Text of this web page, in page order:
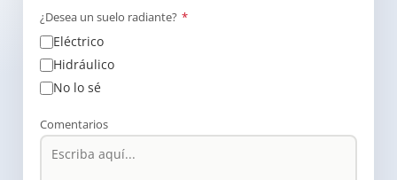
¿Desea un suelo radiante? *
Eléctrico
Hidráulico
No lo sé
Comentarios